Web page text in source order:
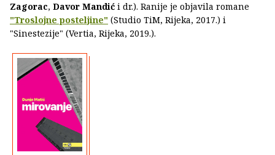
Zagorac, Davor Mandić i dr.). Ranije je objavila romane
"Troslojne posteljine" (Studio TiM, Rijeka, 2017.) i
"Sinestezije" (Vertia, Rijeka, 2019.).